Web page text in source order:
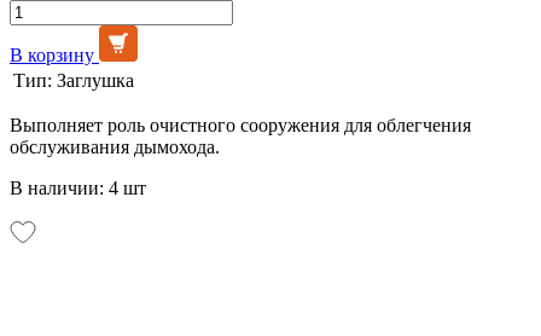
В корзину
Тип: Заглушка
Выполняет роль очистного сооружения для облегчения
обслуживания дымохода.
В наличии: 4 шт